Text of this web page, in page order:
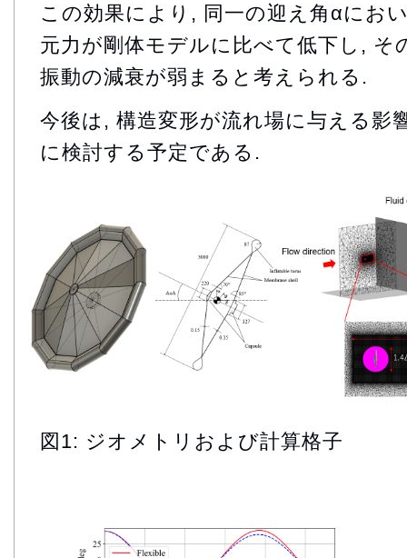
この効果により, 同一の迎え角αにお
元力が剛体モデルに比べて低下し, そ
振動の減衰が弱まると考えられる.
今後は, 構造変形が流れ場に与える影
に検討する予定である.
図1: ジオメトリおよび計算格子